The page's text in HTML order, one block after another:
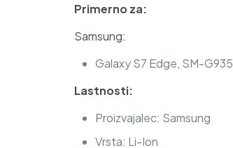
Primerno za:
Samsung:
Galaxy S7 Edge, SM-G935
Lastnosti:
Proizvajalec: Samsung
Vrsta: Li-Ion